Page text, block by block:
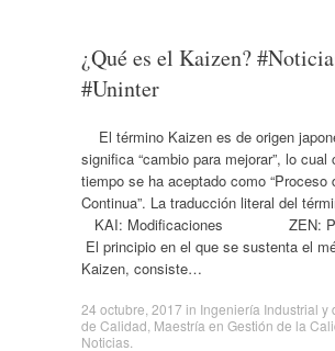
¿Qué es el Kaizen?
#Uninter
El término Kaizen es de origen
significa “cambio para mejorar”, lo cual
tiempo se ha aceptado como “Proceso
Continua”. La traducción literal del
KAI: Modificaciones ZEN:
El principio en el que se sustenta el
Kaizen, consiste…
24 octubre, 2017 in Ingeniería Industrial y
de Calidad Maestría en Gestión de la
Noticias.